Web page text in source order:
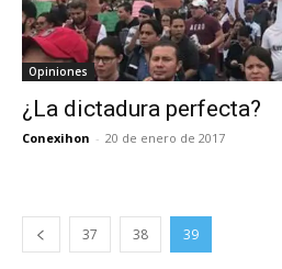
Opiniones
¿La dictadura perfecta?
Conexihon - 20 de enero de 2017
37 38 39